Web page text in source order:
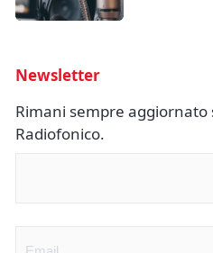
Newsletter
Rimani sempre
Radiofonico.